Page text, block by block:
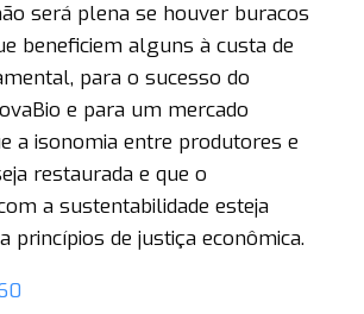
será plena se houver buracos
beneficiem alguns à custa de
para o sucesso do
e para um mercado
a isonomia entre produtores e
restaurada e que o
a sustentabilidade esteja
princípios de justiça econômica.